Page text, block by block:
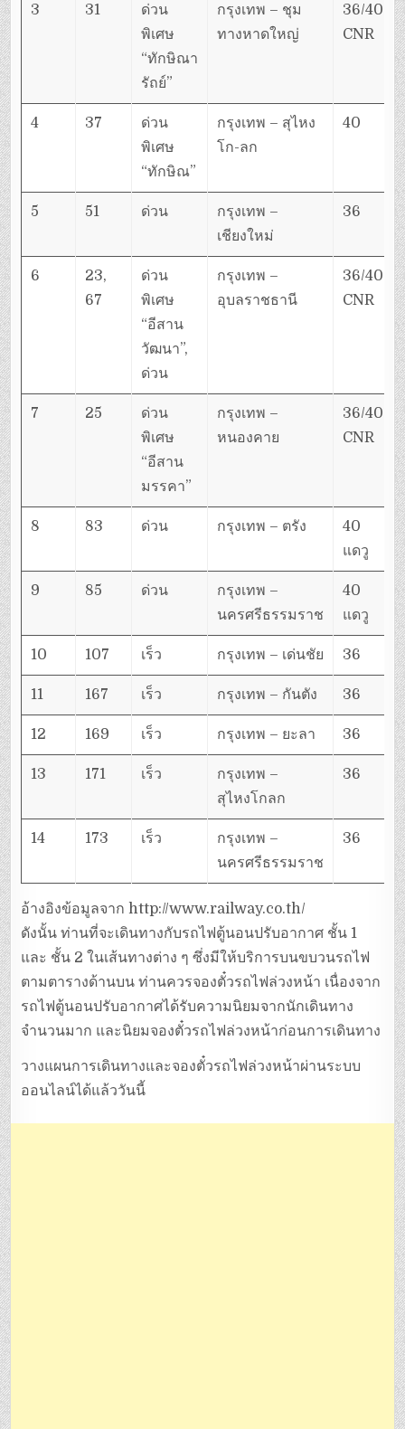
3 31
ด่วน
พิเศษ
“ทักษิณา
รัถย์”
กรุงเทพ – ชุม
ทางหาดใหญ่
36/40
CNR
4 37
ด่วน
พิเศษ
“ทักษิณ”
กรุงเทพ – สุไหง
โก-ลก
40
5 51 ด่วน
กรุงเทพ –
เชียงใหม่
36
6
23,
67
ด่วน
พิเศษ
“อีสาน
วัฒนา”,
ด่วน
กรุงเทพ –
อุบลราชธานี
36/40
CNR
7 25
ด่วน
พิเศษ
“อีสาน
มรรคา”
กรุงเทพ –
หนองคาย
36/40
CNR
8 83 ด่วน กรุงเทพ – ตรัง
40
แดวู
9 85 ด่วน
กรุงเทพ –
นครศรีธรรมราช
40
แดวู
10 107 เร็ว กรุงเทพ – เด่นชัย 36
11 167 เร็ว กรุงเทพ – กันตัง 36
12 169 เร็ว กรุงเทพ – ยะลา 36
13 171 เร็ว
กรุงเทพ –
สุไหงโกลก
36
14 173 เร็ว
กรุงเทพ –
นครศรีธรรมราช
36
อ้างอิงข้อมูลจาก http://www.railway.co.th/
ดังนั้น ท่านที่จะเดินทางกับรถไฟตู้นอนปรับอากาศ ชั้น 1
และ ชั้น 2 ในเส้นทางต่าง ๆ ซึ่งมีให้บริการบนขบวนรถไฟ
ตามตารางด้านบน ท่านควรจองตั๋วรถไฟล่วงหน้า เนื่องจาก
รถไฟตู้นอนปรับอากาศได้รับความนิยมจากนักเดินทาง
จำนวนมาก และนิยมจองตั๋วรถไฟล่วงหน้าก่อนการเดินทาง
วางแผนการเดินทางและจองตั๋วรถไฟล่วงหน้าผ่านระบบ
ออนไลน์ได้แล้ววันนี้